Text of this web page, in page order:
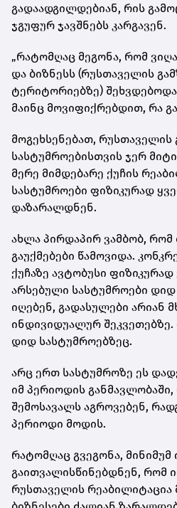
გადაადგილდებიან, რის
ჯგუფურ ჯავშნებს კარგავენ.
„რატომღაც მეგონა, რომ
და ბიზნესს (რუსთაველის
ტერიტორიებზე) შეხვდებოდა
მაინც მოვიფიქრებდით, რა
მოგეხსენებათ, რუსთაველის
სასტუმროებისთვის ჯერ
მერე მიმდებარე ქუჩის
სასტუმროები ფიზიკურად
დაზარალდნენ.
ახლა პირდაპირ ვამბობ, რომ
გაუქმებები წამოვიდა.
ქუჩაზე ავტობუსი
არსებული სასტუმროები დიდ
იღებენ, გადასულები არიან
ინდივიდუალურ შეკვეთებზე.
დიდ სასტუმროებზეც.
არც ერთ სასტუმროზე ეს
იმ პერიოდის
შემოსავალს აგროვებენ,
პერიოდი მოდის.
რატომღაც გვეგონა, მინიმუმ
გაითვალისწინებდნენ, რომ
რუსთაველის რეაბილიტაცია